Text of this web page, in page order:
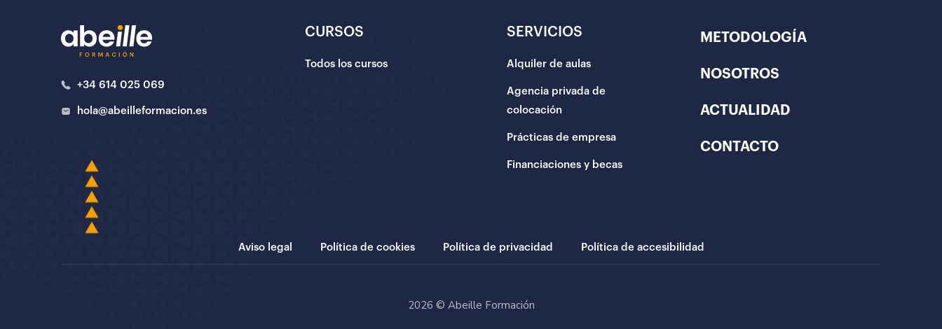
+34 614 025 069
hola@abeilleformacion.es
CURSOS
Todos los cursos
SERVICIOS
Alquiler de aulas
Agencia privada de
colocación
Prácticas de empresa
Financiaciones y becas
METODOLOGÍA
NOSOTROS
ACTUALIDAD
CONTACTO
Aviso legal Política de cookies Política de privacidad Política de accesibilidad
2026 © Abeille Formación